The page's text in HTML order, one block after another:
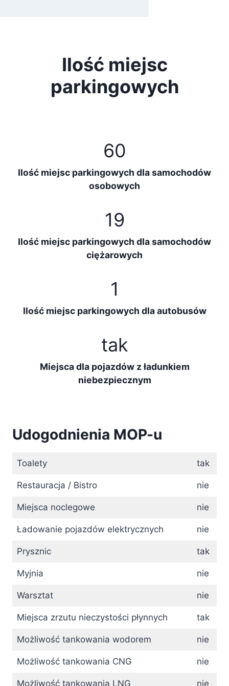
Ilość miejsc
parkingowych
60
Ilość miejsc parkingowych dla samochodów
osobowych
19
Ilość miejsc parkingowych dla samochodów
ciężarowych
1
Ilość miejsc parkingowych dla autobusów
tak
Miejsca dla pojazdów z ładunkiem
niebezpiecznym
Udogodnienia MOP-u
Toalety tak
Restauracja / Bistro nie
Miejsca noclegowe nie
Ładowanie pojazdów elektrycznych nie
Prysznic tak
Myjnia nie
Warsztat nie
Miejsca zrzutu nieczystości płynnych tak
Możliwość tankowania wodorem nie
Możliwość tankowania CNG nie
Możliwość tankowania LNG nie